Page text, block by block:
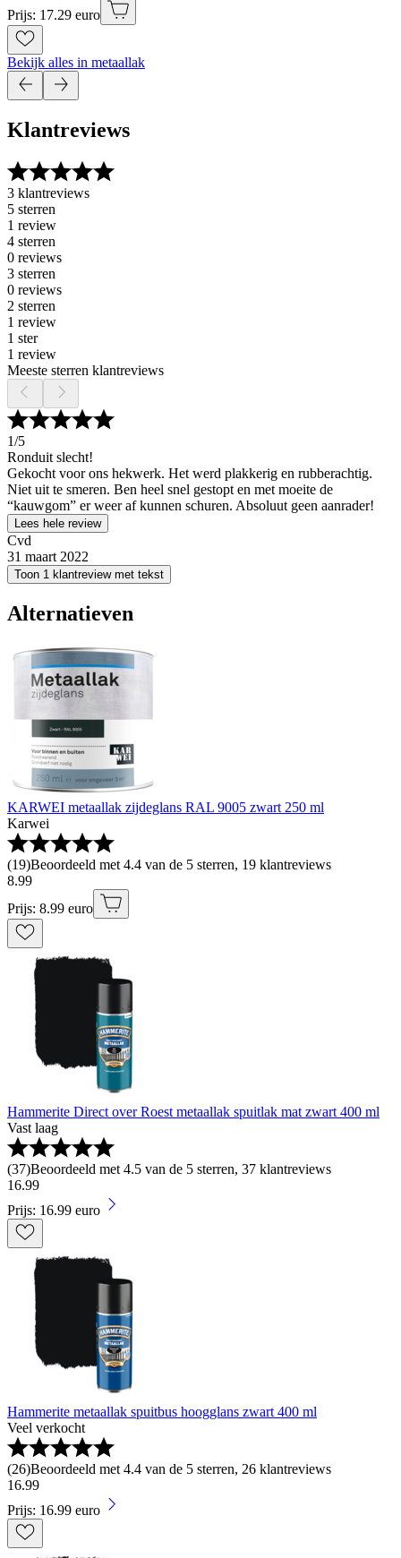
Prijs: 17.29 euro
Bekijk alles in metaallak
Klantreviews
3 klantreviews
5 sterren
1 review
4 sterren
0 reviews
3 sterren
0 reviews
2 sterren
1 review
1 ster
1 review
Meeste sterren klantreviews
1/5
Ronduit slecht!
Gekocht voor ons hekwerk. Het werd plakkerig en rubberachtig.
Niet uit te smeren. Ben heel snel gestopt en met moeite de
“kauwgom” er weer af kunnen schuren. Absoluut geen aanrader!
Lees hele review
Cvd
31 maart 2022
Toon 1 klantreview met tekst
Alternatieven
KARWEI metaallak zijdeglans RAL 9005 zwart 250 ml
Karwei
(19)Beoordeeld met 4.4 van de 5 sterren, 19 klantreviews
8.99
Prijs: 8.99 euro
Hammerite Direct over Roest metaallak spuitlak mat zwart 400 ml
Vast laag
(37)Beoordeeld met 4.5 van de 5 sterren, 37 klantreviews
16.99
Prijs: 16.99 euro
Hammerite metaallak spuitbus hoogglans zwart 400 ml
Veel verkocht
(26)Beoordeeld met 4.4 van de 5 sterren, 26 klantreviews
16.99
Prijs: 16.99 euro